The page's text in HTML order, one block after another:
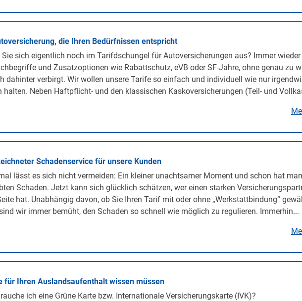
die Ihren Bedürfnissen entspricht
Sie sich eigentlich noch im Tarifdschungel für Autoversicherungen aus? Immer
und Zusatzoptionen wie Rabattschutz, eVB oder SF-Jahre, ohne genau zu
dahinter verbirgt. Wir wollen unsere Tarife so einfach und individuell wie nur
halten. Neben Haftpflicht- und den klassischen Kaskoversicherungen (Teil- und
Schadenservice für unsere Kunden
lässt es sich nicht vermeiden: Ein kleiner unachtsamer Moment und schon hat
Schaden. Jetzt kann sich glücklich schätzen, wer einen starken
hat. Unabhängig davon, ob Sie Ihren Tarif mit oder ohne „Werkstattbindung“
wir immer bemüht, den Schaden so schnell wie möglich zu regulieren. Immerhin...
für Ihren Auslandsaufenthalt wissen müssen
ich eine Grüne Karte bzw. Internationale Versicherungskarte (IVK)?